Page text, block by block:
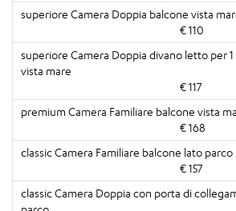
€ 110
€ 117
€ 168
€ 157